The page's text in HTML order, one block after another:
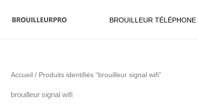
BROUILLEUR TÉLÉPHONE
Accueil / Produits identifiés “brouilleur signal wifi”
brouilleur signal wifi